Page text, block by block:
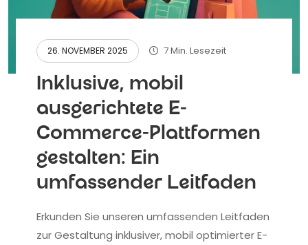
26. NOVEMBER 2025 7 Min. Lesezeit
Inklusive, mobil
ausgerichtete E-
Commerce-Plattformen
gestalten: Ein
umfassender Leitfaden
Erkunden Sie unseren umfassenden Leitfaden
zur Gestaltung inklusiver, mobil optimierter E-